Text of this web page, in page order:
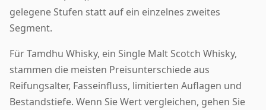
gelegene Stufen statt auf ein einzelnes zweites
Segment.
Für Tamdhu Whisky, ein Single Malt Scotch Whisky,
stammen die meisten Preisunterschiede aus
Reifungsalter, Fasseinfluss, limitierten Auflagen und
Bestandstiefe. Wenn Sie Wert vergleichen, gehen Sie